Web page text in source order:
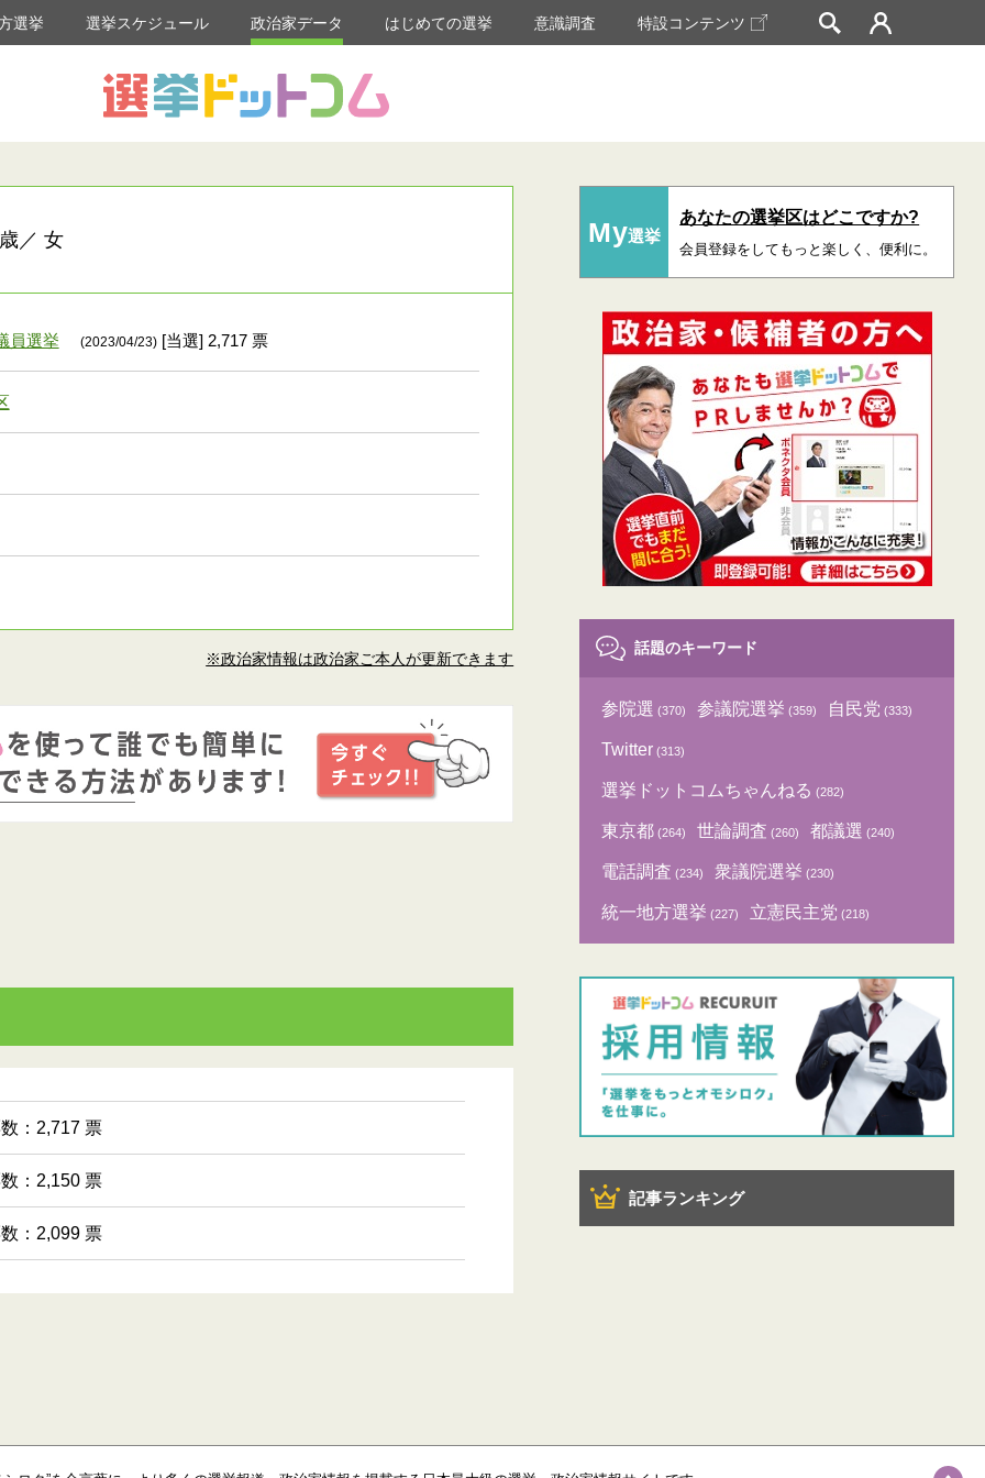
選挙 選挙スケジュール 政治家データ はじめての選挙 意識調査 特設コンテンツ
／ 女
員選挙 (2023/04/23)[当選] 2,717 票
※政治家情報は政治家ご本人が更新できます
：2,717 票
：2,150 票
：2,099 票
My選挙
あなたの選挙区はどこですか?
会員登録をしてもっと楽しく、便利に。
話題のキーワード
参院選 (370) 参議院選挙 (359) 自民党 (333)
Twitter (313)
選挙ドットコムちゃんねる (282)
東京都 (264) 世論調査 (260) 都議選 (240)
電話調査 (234) 衆議院選挙 (230)
統一地方選挙 (227) 立憲民主党 (218)
記事ランキング